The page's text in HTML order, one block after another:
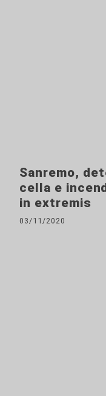
Sanremo,
cella e
in extremis
03/11/2020